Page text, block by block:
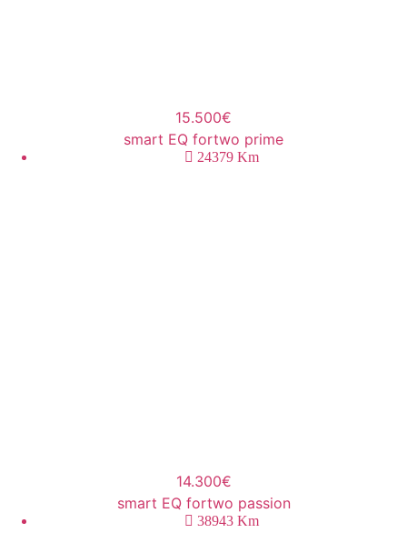
15.500€
smart EQ fortwo prime
24379 Km
14.300€
smart EQ fortwo passion
38943 Km